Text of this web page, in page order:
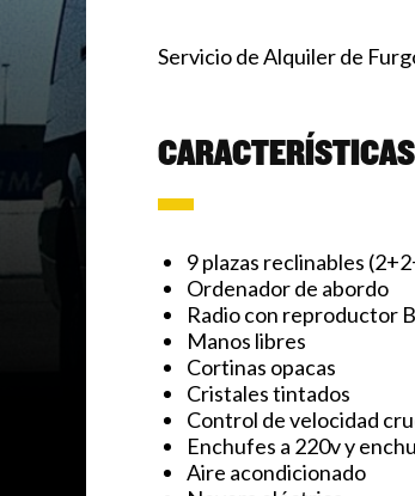
Servicio de Alquiler de
CARACTERÍSTICAS
9 plazas reclinables
Ordenador de abordo
Radio con reproductor
Manos libres
Cortinas opacas
Cristales tintados
Control de velocidad
Enchufes a 220v y
Aire acondicionado